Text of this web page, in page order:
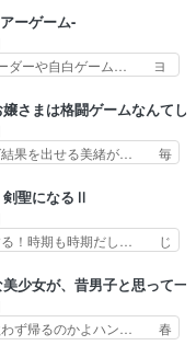
なんか今日はかなり一
先週と比べてまだまとも
に継承されている… ダラ
いの話やはりダ… ダラさ
恐ろしいは人… 第５話感
?の礼とし… 第５話感
てるのね… こんなデカイ
！？姉… ダラさん、人型
…
ーゲーム-
ーダーや自白ゲーム… ヨ
、夜の国も同じ… ご視聴
来週もよろし… 握った◯
であるプレ… ヨコヤの頭
理を利用… 夜の国のヨコ
化、… やはりヨコヤいい
流… 役で出演いたしまし
…
さまは格闘ゲームなんてし
結果を出せる美緒が… 毎
るとやる気無く… テー
想は、美緒がテ… すげー
……。女性声優… 深夜の格
がよっぽど… 真剣に授業
緒ちゃ… 受験勉強と戦闘
美… 勉強嫌いでバトル
沙…
剣聖になるⅡ
る！時期も時期だし… じ
まってると思う… クル
イと一緒におっ… 帰省、
順番的には確… 父親から
アの退治の… ここでヘン
少女が、昔男子と思って一
わず帰るのかよハン… 春